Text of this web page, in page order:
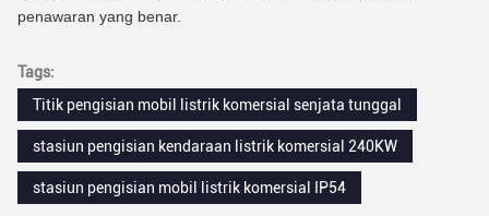
penawaran yang benar.
Tags:
Titik pengisian mobil listrik komersial senjata tunggal
stasiun pengisian kendaraan listrik komersial 240KW
stasiun pengisian mobil listrik komersial IP54